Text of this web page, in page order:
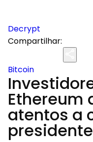
Decrypt
Compartilhar:
Bitcoin
Ethereum
atentos a